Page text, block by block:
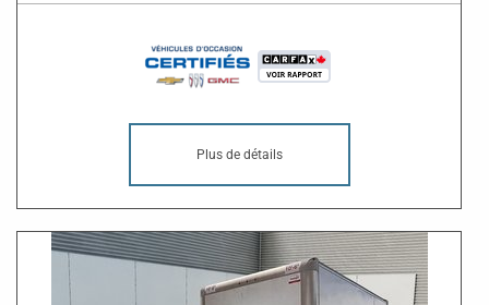
Plus de détails